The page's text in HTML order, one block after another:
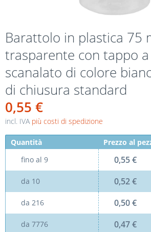
Barattolo in plastica 75
trasparente con tappo
scanalato di colore
di chiusura standard
0,55 €
incl. IVA più costi di spedizione
Quantità
Prezzo al
fino al 9 0,55 €
da 10 0,52 €
da 216 0,50 €
da 7776 0,47 €